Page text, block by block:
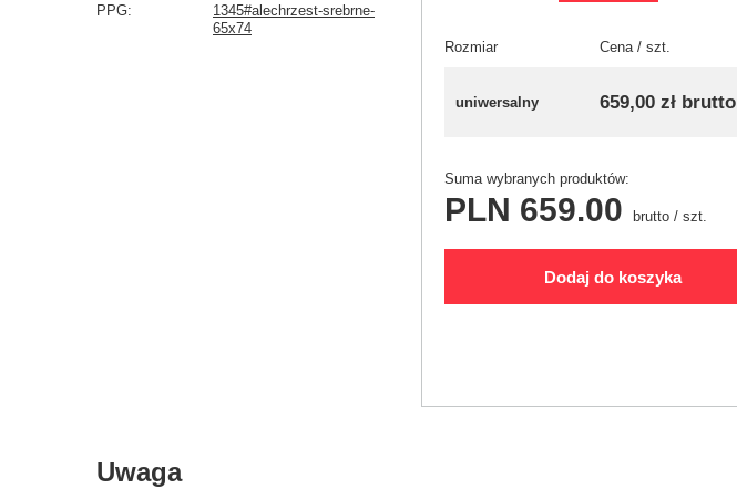
Rozmiar Cena / szt.
uniwersalny 659,00 złbrutto
Suma wybranych produktów:
PLN 659.00 brutto/ szt.
Dodaj do koszyka
PPG
1345#alechrzest-srebrne-
65x74
Uwaga